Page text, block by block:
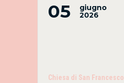
05
giugno
2026
Chiesa di San Francesco